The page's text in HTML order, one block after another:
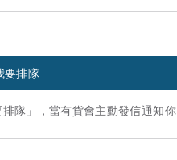
要排隊
隊」，當有貨會主動發信通知你